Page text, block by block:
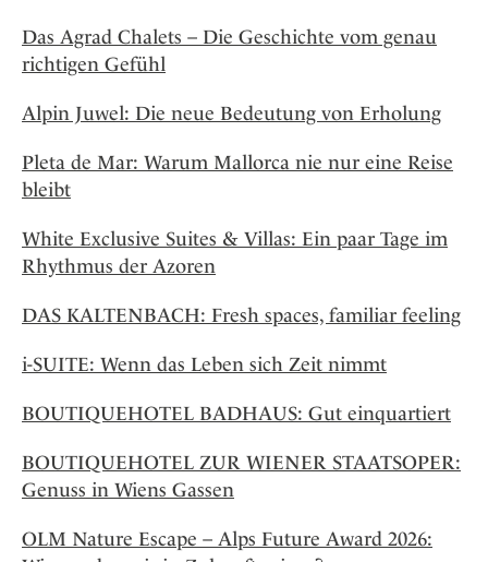
Das Agrad Chalets – Die Geschichte vom genau
richtigen Gefühl
Alpin Juwel: Die neue Bedeutung von Erholung
Pleta de Mar: Warum Mallorca nie nur eine Reise
bleibt
White Exclusive Suites & Villas: Ein paar Tage im
Rhythmus der Azoren
DAS KALTENBACH: Fresh spaces, familiar feeling
i-SUITE: Wenn das Leben sich Zeit nimmt
BOUTIQUEHOTEL BADHAUS: Gut einquartiert
BOUTIQUEHOTEL ZUR WIENER STAATSOPER:
Genuss in Wiens Gassen
OLM Nature Escape – Alps Future Award 2026: